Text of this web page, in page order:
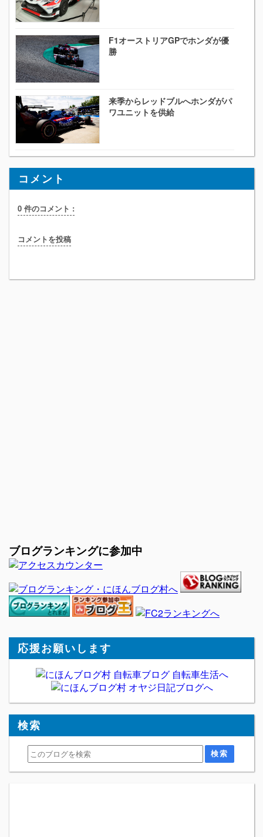
F1オーストリアGPでホンダが優
勝
来季からレッドブルへホンダがパ
ワユニットを供給
コメント
0 件のコメント :
コメントを投稿
ブログランキングに参加中
応援お願いします
検索